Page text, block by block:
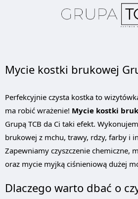
Mycie kostki brukowej
Perfekcyjnie czysta kostka to
ma robić wrażenie! Mycie kostki
Grupą TCB da Ci taki efekt.
brukowej z mchu, trawy, rdzy, farby i
Zapewniamy czyszczenie chemiczne,
oraz mycie myjką ciśnieniową dużej
Dlaczego warto dbać o